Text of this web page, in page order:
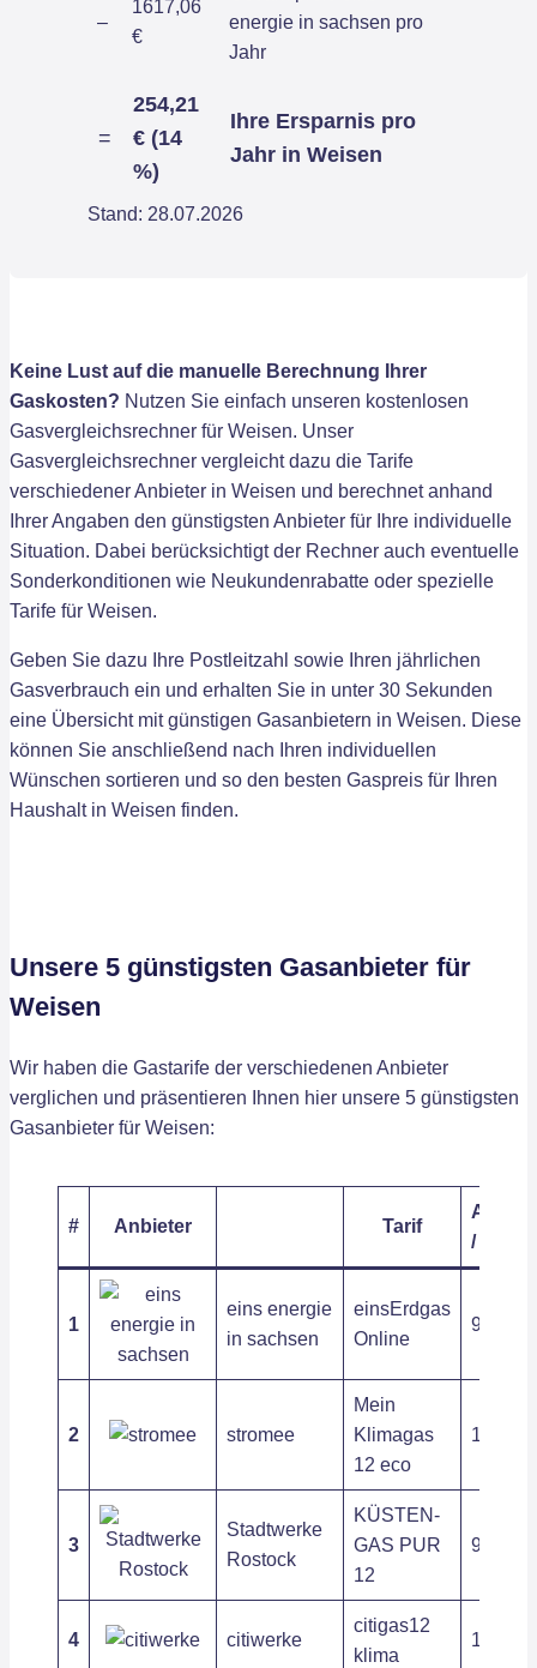
–
1617,06
€
energie in sachsen pro
Jahr
=
254,21
€ (14
%)
Ihre Ersparnis pro
Jahr in Weisen
Stand: 28.07.2026
Keine Lust auf die manuelle Berechnung Ihrer
Gaskosten? Nutzen Sie einfach unseren kostenlosen
Gasvergleichsrechner für Weisen. Unser
Gasvergleichsrechner vergleicht dazu die Tarife
verschiedener Anbieter in Weisen und berechnet anhand
Ihrer Angaben den günstigsten Anbieter für Ihre individuelle
Situation. Dabei berücksichtigt der Rechner auch eventuelle
Sonderkonditionen wie Neukundenrabatte oder spezielle
Tarife für Weisen.
Geben Sie dazu Ihre Postleitzahl sowie Ihren jährlichen
Gasverbrauch ein und erhalten Sie in unter 30 Sekunden
eine Übersicht mit günstigen Gasanbietern in Weisen. Diese
können Sie anschließend nach Ihren individuellen
Wünschen sortieren und so den besten Gaspreis für Ihren
Haushalt in Weisen finden.
Unsere 5 günstigsten Gasanbieter für
Weisen
Wir haben die Gastarife der verschiedenen Anbieter
verglichen und präsentieren Ihnen hier unsere 5 günstigsten
Gasanbieter für Weisen:
# Anbieter Tarif
/ kWh
1
eins energie
in sachsen
einsErdgas
Online
9,60 ct
2 stromee
Mein
Klimagas
12 eco
10,06 ct
3
Stadtwerke
Rostock
KÜSTEN-
GAS PUR
12
9,88 ct
4 citiwerke
citigas12
klima
10,25 ct